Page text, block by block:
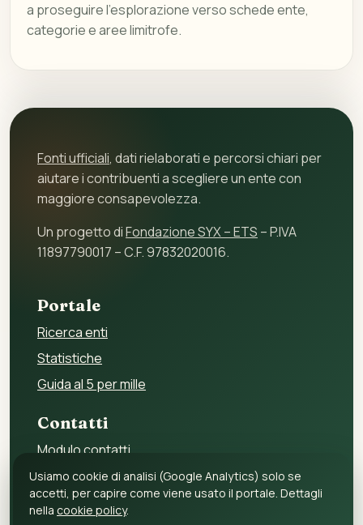
a proseguire l’esplorazione verso schede ente,
categorie e aree limitrofe.
Fonti ufficiali, dati rielaborati e percorsi chiari per
aiutare i contribuenti a scegliere un ente con
maggiore consapevolezza.
Un progetto diFondazione SYX – ETS – P.IVA
11897790017 – C.F. 97832020016.
Portale
Ricerca enti
Statistiche
Guida al 5 per mille
Contatti
Modulo contatti
Per gli enti
Per i fornitori
Usiamo cookie di analisi (Google Analytics) solo se
accetti, per capire come viene usato il portale. Dettagli
nella cookie policy.